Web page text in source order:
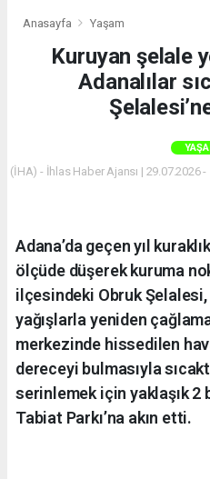
Anasayfa Yaşam
Kuruyan şelale
Adanalılar
(İHA) - İhlas Haber Ajansı | 29.07.2026
Adana’da geçen yıl
ölçüde düşerek kuruma
ilçesindeki Obruk Şelalesi,
yağışlarla yeniden
merkezinde hissedilen
dereceyi bulmasıyla
serinlemek için yaklaşık 2
Tabiat Parkı’na akın etti.